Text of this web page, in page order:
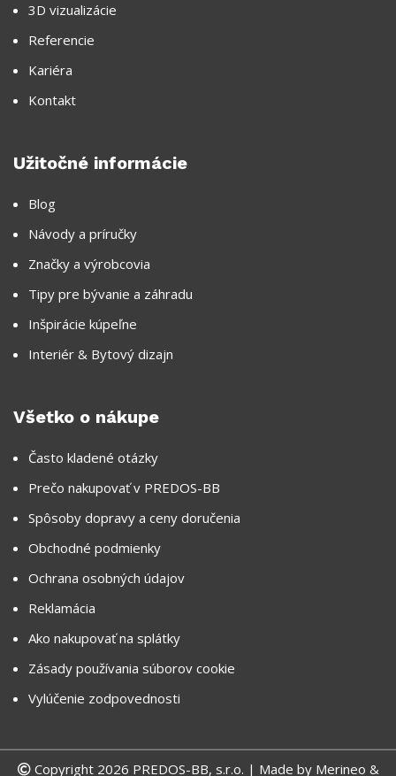
3D vizualizácie
Referencie
Kariéra
Kontakt
Užitočné informácie
Blog
Návody a príručky
Značky a výrobcovia
Tipy pre bývanie a záhradu
Inšpirácie kúpeľne
Interiér & Bytový dizajn
Všetko o nákupe
Často kladené otázky
Prečo nakupovať v PREDOS-BB
Spôsoby dopravy a ceny doručenia
Obchodné podmienky
Ochrana osobných údajov
Reklamácia
Ako nakupovať na splátky
Zásady používania súborov cookie
Vylúčenie zodpovednosti
Copyright 2026 PREDOS-BB, s.r.o. | Made by Merineo &